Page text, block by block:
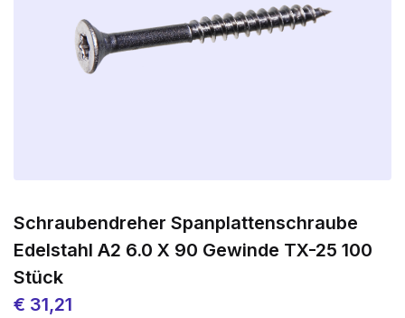
Schraubendreher Spanplattenschraube
Edelstahl A2 6.0 X 90 Gewinde TX-25 100
Stück
€ 31,21